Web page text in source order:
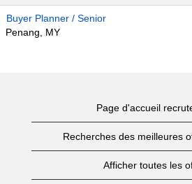
Buyer Planner / Senior
Penang, MY
Page d'accueil
Recherches des meilleures
Afficher toutes les